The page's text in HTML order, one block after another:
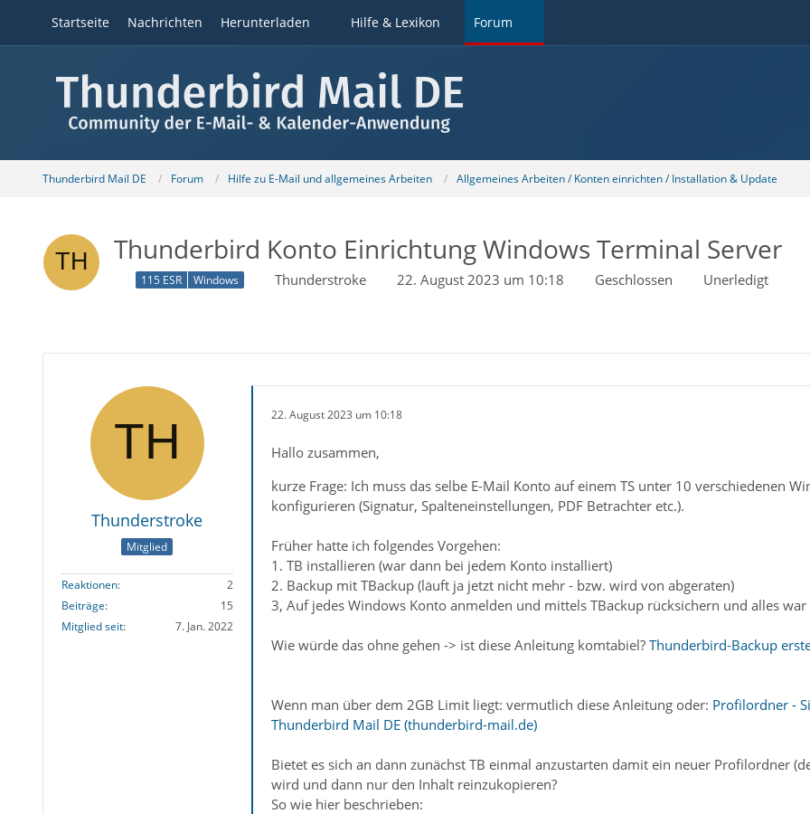
Startseite Nachrichten Herunterladen Hilfe & Lexikon Forum
Thunderbird Mail DE Forum Hilfe zu E-Mail und allgemeines Arbeiten Allgemeines Arbeiten / Konten einrichten / Installation & Update
Thunderbird Konto Einrichtung Windows Terminal Server
115 ESR Windows Thunderstroke 22. August 2023 um 10:18 Geschlossen Unerledigt
Thunderstroke
Mitglied
Reaktionen
2
Beiträge
15
Mitglied seit
7. Jan. 2022
22. August 2023 um 10:18
Hallo zusammen,
kurze Frage: Ich muss das selbe E-Mail Konto auf einem TS unter 10 verschiedenen
konfigurieren (Signatur, Spalteneinstellungen, PDF Betrachter etc.).
Früher hatte ich folgendes Vorgehen:
1. TB installieren (war dann bei jedem Konto installiert)
2. Backup mit TBackup (läuft ja jetzt nicht mehr - bzw. wird von abgeraten)
3, Auf jedes Windows Konto anmelden und mittels TBackup rücksichern und alles
Wie würde das ohne gehen -> ist diese Anleitung komtabiel? Thunderbird-Backup
Wenn man über dem 2GB Limit liegt: vermutlich diese Anleitung oder: Profilordner -
Thunderbird Mail DE (thunderbird-mail.de)
Bietet es sich an dann zunächst TB einmal anzustarten damit ein neuer Profilordner
wird und dann nur den Inhalt reinzukopieren?
So wie hier beschrieben: